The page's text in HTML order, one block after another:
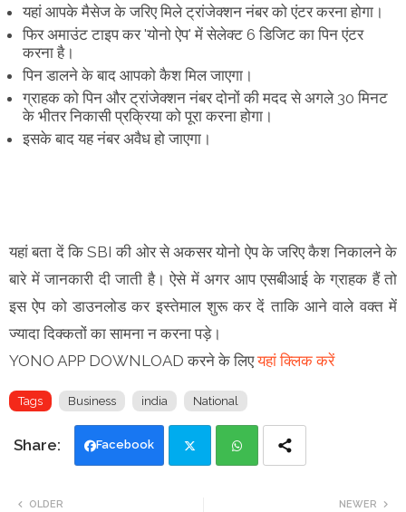
यहां आपके मैसेज के जरिए मिले ट्रांजेक्शन नंबर को एंटर करना होगा।
फिर अमाउंट टाइप कर 'योनो ऐप' में सेलेक्ट 6 डिजिट का पिन एंटर
करना है।
पिन डालने के बाद आपको कैश मिल जाएगा।
ग्राहक को पिन और ट्रांजेक्‍शन नंबर दोनों की मदद से अगले 30 मिनट
के भीतर निकासी प्रक्रिया को पूरा करना होगा।
इसके बाद यह नंबर अवैध हो जाएगा।
यहां बता दें कि SBI की ओर से अकसर योनो ऐप के जरिए कैश निकालने के
बारे में जानकारी दी जाती है। ऐसे में अगर आप एसबीआई के ग्राहक हैं तो
इस ऐप को डाउनलोड कर इस्‍तेमाल शुरू कर दें ताकि आने वाले वक्‍त में
ज्‍यादा दिक्‍कतों का सामना न करना पड़े।
YONO APP DOWNLOAD करने के लिएयहां क्लिक करें
Tags Business india National
Facebook
NEWER
OLDER